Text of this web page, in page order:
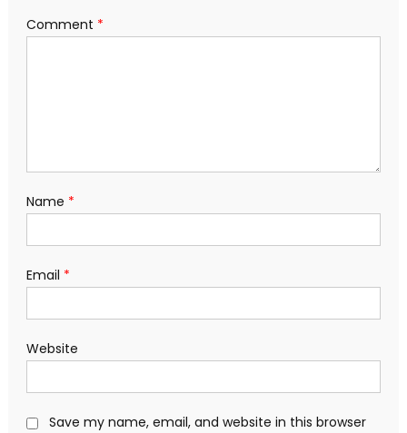
Comment *
Name *
Email *
Website
Save my name, email, and website in this browser